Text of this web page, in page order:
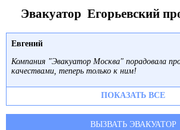
Эвакуатор Егорьевский
Евгений
Компания "Эвакуатор Москва" порадовала
качествами, теперь только к ним!
ПОКАЗАТЬ ВСЕ
ВЫЗВАТЬ ЭВАКУАТОР